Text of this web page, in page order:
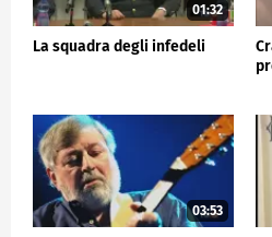
01:32
La squadra degli infedeli
03:53